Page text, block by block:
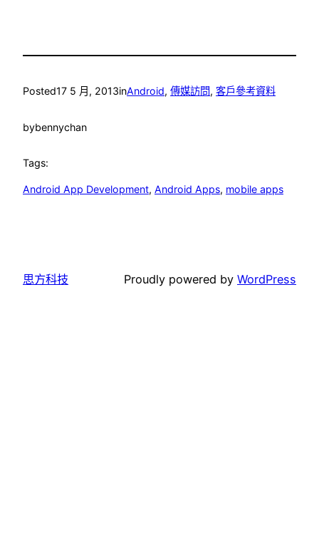
Posted17 5 月, 2013inAndroid, 傳媒訪問, 客戶參考資料
bybennychan
Tags:
Android App Development, Android Apps, mobile apps
思方科技 Proudly powered by WordPress